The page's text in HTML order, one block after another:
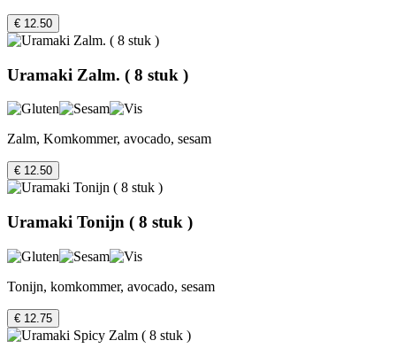
€ 12.50
Uramaki Zalm. ( 8 stuk )
Zalm, Komkommer, avocado, sesam
€ 12.50
Uramaki Tonijn ( 8 stuk )
Tonijn, komkommer, avocado, sesam
€ 12.75